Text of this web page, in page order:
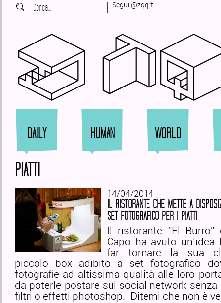
Segui @zqqrt
DAILY HUMAN WORLD
PIATTI
14/04/2014
IL RISTORANTE CHE METTE A
SET FOTOGRAFICO PER I PIATTI
Il ristorante ”El
Capo ha avuto un’idea
far tornare la sua
piccolo box adibito a set fotografico
fotografie ad altissima qualità alle loro
da poterle postare sui social network senza
filtri o effetti photoshop. Ditemi che non è